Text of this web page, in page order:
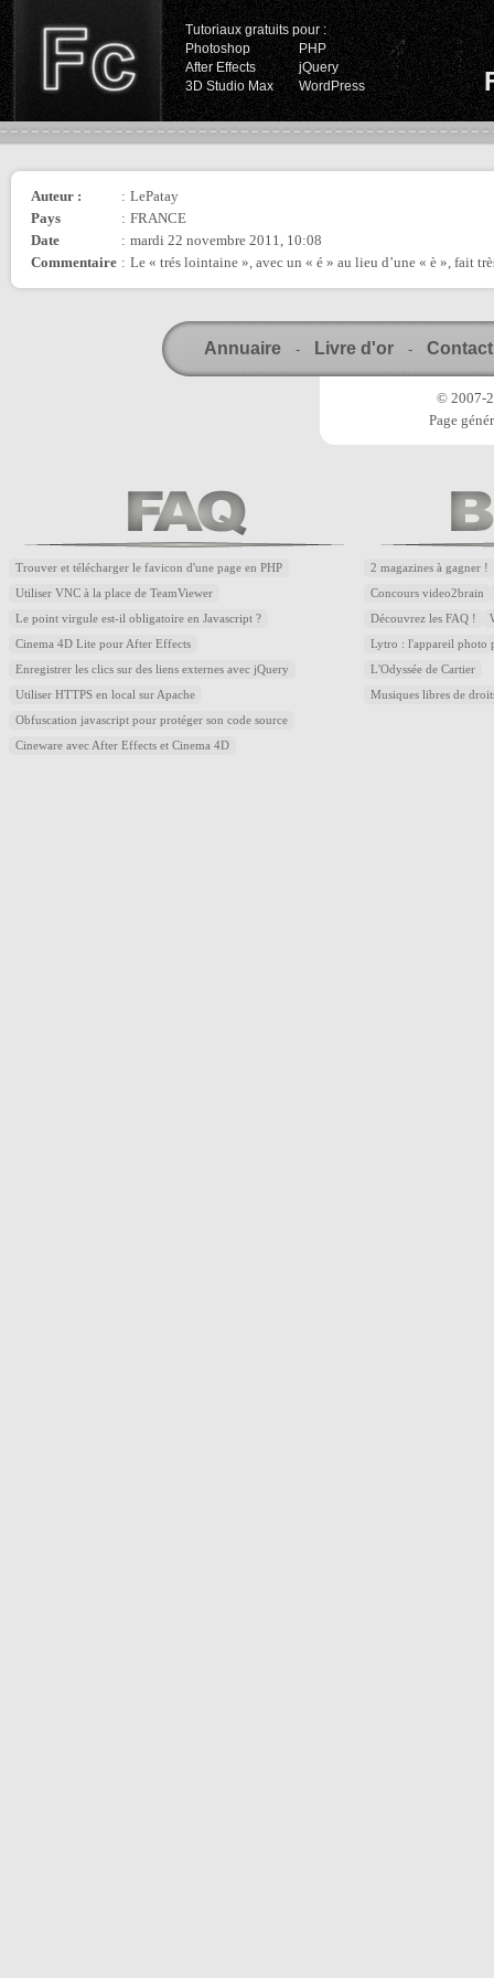
Tutoriaux gratuits pour :
Photoshop
PHP
After Effects
jQuery
3D Studio Max
WordPress
Auteur : : LePatay
Pays
: FRANCE
Date
: mardi 22 novembre 2011, 10:08
Commentaire : Le « trés lointaine », avec un « é » au lieu d’une « è », fait
Annuaire - Livre d'or - Contact
© 2007-
Page
Trouver et télécharger le favicon d'une page en PHP
Utiliser VNC à la place de TeamViewer
Le point virgule est-il obligatoire en Javascript ?
Cinema 4D Lite pour After Effects
Enregistrer les clics sur des liens externes avec jQuery
Utiliser HTTPS en local sur Apache
Obfuscation javascript pour protéger son code source
Cineware avec After Effects et Cinema 4D
2 magazines à gagner !
Concours video2brain
Découvrez les FAQ !
Lytro : l'appareil photo
L'Odyssée de Cartier
Musiques libres de